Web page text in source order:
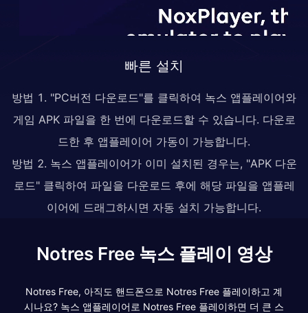
빠른 설치
방법 1. "PC버전 다운로드"를 클릭하여 녹스 앱플레이어와
게임 APK 파일을 한 번에 다운로드할 수 있습니다. 다운로
드한 후 앱플레이어 가동이 가능합니다.
방법 2. 녹스 앱플레이어가 이미 설치된 경우는, "APK 다운
로드" 클릭하여 파일을 다운로드 후에 해당 파일을 앱플레
이어에 드래그하시면 자동 설치 가능합니다.
Notres Free 녹스 플레이 영상
Notres Free, 아직도 핸드폰으로 Notres Free 플레이하고 계
시나요? 녹스 앱플레이어로 Notres Free 플레이하면 더 큰 스